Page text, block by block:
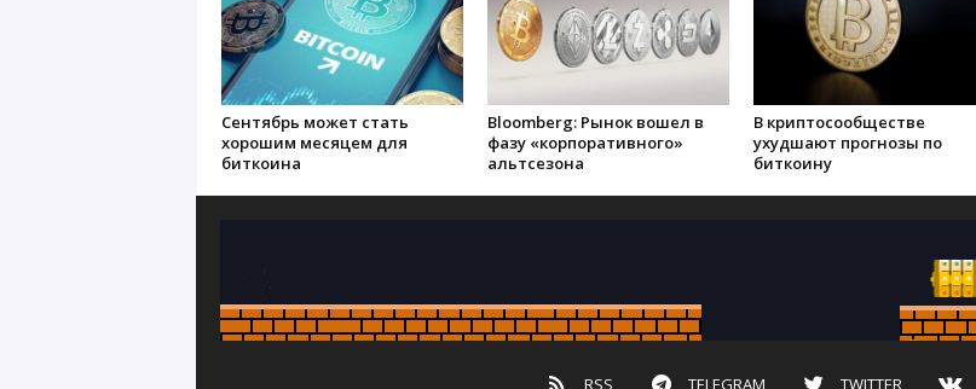
Сентябрь может стать
хорошим месяцем для
биткоина
Bloomberg: Рынок вошел в
фазу «корпоративного»
альтсезона
В криптосообществе
ухудшают прогнозы по
биткоину
RSS TELEGRAM TWITTER